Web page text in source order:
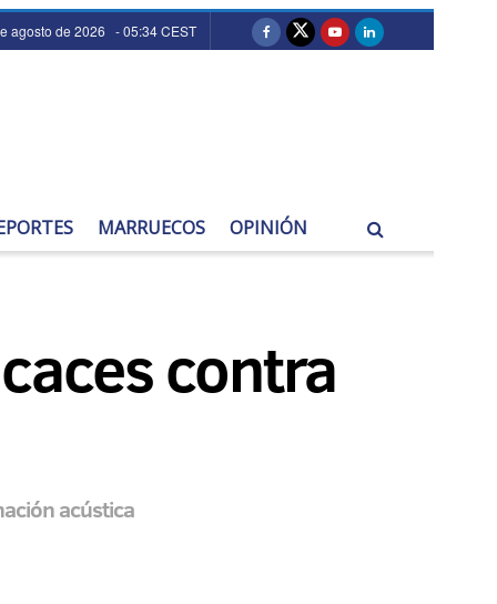
agosto de 2026 - 05:34 CEST
MARRUECOS OPINIÓN
contra
acústica